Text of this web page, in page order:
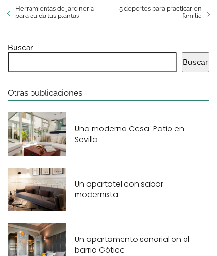
Herramientas de jardinería
para cuida tus plantas
5 deportes para practicar en
familia
Buscar
Buscar
Otras publicaciones
Una moderna Casa-Patio en
Sevilla
Un apartotel con sabor
modernista
Un apartamento señorial en el
barrio Gótico